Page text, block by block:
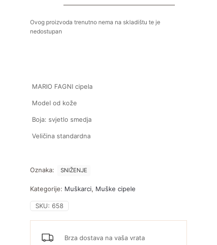
Ovog proizvoda trenutno nema na skladištu te je
nedostupan
MARIO FAGNI cipela
Model od kože
Boja: svjetlo smedja
Veličina standardna
Oznaka: SNIŽENJE
Kategorije: Muškarci, Muške cipele
SKU: 658
Brza dostava na vaša vrata